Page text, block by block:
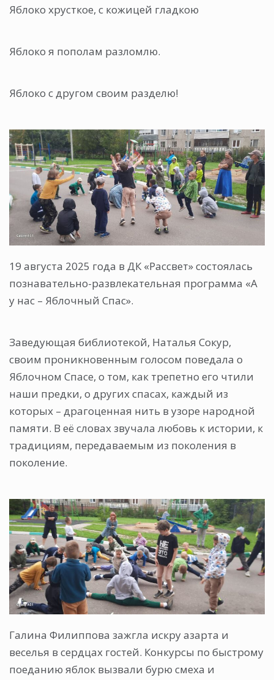
Яблоко хрусткое, с кожицей гладкою
Яблоко я пополам разломлю.
Яблоко с другом своим разделю!
19 августа 2025 года в ДК «Рассвет» состоялась
познавательно-развлекательная программа «А
у нас – Яблочный Спас».
Заведующая библиотекой, Наталья Сокур,
своим проникновенным голосом поведала о
Яблочном Спасе, о том, как трепетно его чтили
наши предки, о других спасах, каждый из
которых – драгоценная нить в узоре народной
памяти. В её словах звучала любовь к истории, к
традициям, передаваемым из поколения в
поколение.
Галина Филиппова зажгла искру азарта и
веселья в сердцах гостей. Конкурсы по быстрому
поеданию яблок вызвали бурю смеха и